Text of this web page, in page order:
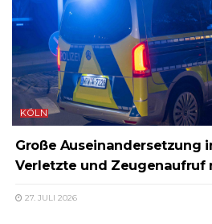
KÖLN
Große Auseinandersetzung
Verletzte und Zeugenaufruf
27. JULI 2026